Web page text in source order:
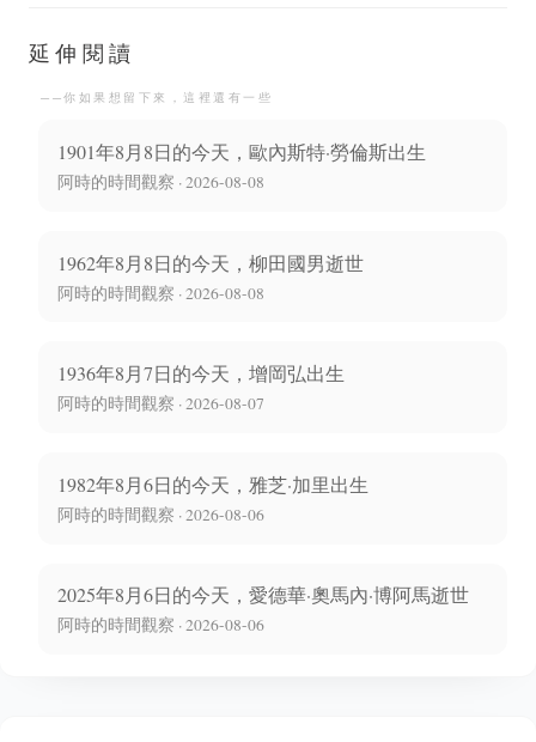
演出家出生
延伸閱讀
──你如果想留下來，這裡還有一些
1901年8月8日的今天，歐內斯特·勞倫斯出生
阿時的時間觀察 · 2026-08-08
1962年8月8日的今天，柳田國男逝世
阿時的時間觀察 · 2026-08-08
1936年8月7日的今天，增岡弘出生
阿時的時間觀察 · 2026-08-07
1982年8月6日的今天，雅芝·加里出生
阿時的時間觀察 · 2026-08-06
2025年8月6日的今天，愛德華·奧馬內·博阿馬逝世
阿時的時間觀察 · 2026-08-06